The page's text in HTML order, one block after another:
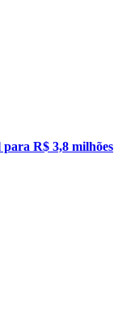
R$ 3,8 milhões